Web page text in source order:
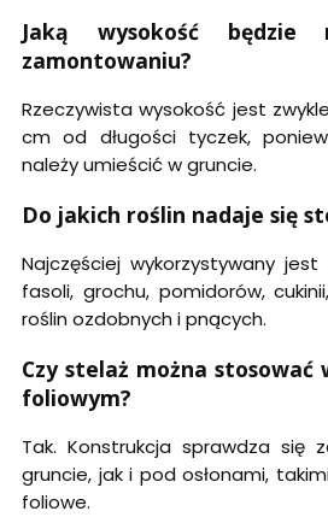
Jaką wysokość będzie
zamontowaniu?
Rzeczywista wysokość jest
cm od długości tyczek,
należy umieścić w gruncie.
Do jakich roślin nadaje się
Najczęściej wykorzystywany
fasoli, grochu, pomidorów,
roślin ozdobnych i pnących.
Czy stelaż można
foliowym?
Tak. Konstrukcja sprawdza się
gruncie, jak i pod osłonami,
foliowe.